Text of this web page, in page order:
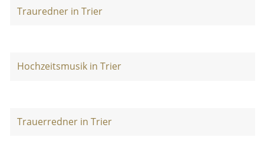
Trauredner in Trier
Hochzeitsmusik in Trier
Trauerredner in Trier